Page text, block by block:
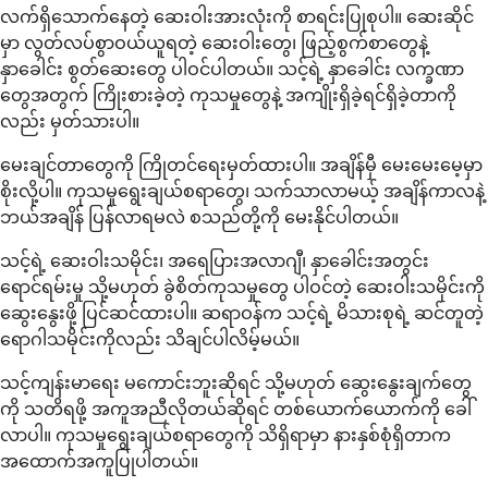
လက်ရှိသောက်နေတဲ့ ဆေးဝါးအားလုံးကို စာရင်းပြုစုပါ။ ဆေးဆိုင်
မှာ လွတ်လပ်စွာဝယ်ယူရတဲ့ ဆေးဝါးတွေ၊ ဖြည့်စွက်စာတွေနဲ့
နှာခေါင်း စွတ်ဆေးတွေ ပါဝင်ပါတယ်။ သင့်ရဲ့ နှာခေါင်း လက္ခဏာ
တွေအတွက် ကြိုးစားခဲ့တဲ့ ကုသမှုတွေနဲ့ အကျိုးရှိခဲ့ရင်ရှိခဲ့တာကို
လည်း မှတ်သားပါ။
မေးချင်တာတွေကို ကြိုတင်ရေးမှတ်ထားပါ။ အချိန်မှီ မေးမေးမေ့မှာ
စိုးလို့ပါ။ ကုသမှုရွေးချယ်စရာတွေ၊ သက်သာလာမယ့် အချိန်ကာလနဲ့
ဘယ်အချိန် ပြန်လာရမလဲ စသည်တို့ကို မေးနိုင်ပါတယ်။
သင့်ရဲ့ ဆေးဝါးသမိုင်း၊ အရေပြားအလာဂျီ၊ နှာခေါင်းအတွင်း
ရောင်ရမ်းမှု သို့မဟုတ် ခွဲစိတ်ကုသမှုတွေ ပါဝင်တဲ့ ဆေးဝါးသမိုင်းကို
ဆွေးနွေးဖို့ ပြင်ဆင်ထားပါ။ ဆရာဝန်က သင့်ရဲ့ မိသားစုရဲ့ ဆင်တူတဲ့
ရောဂါသမိုင်းကိုလည်း သိချင်ပါလိမ့်မယ်။
သင့်ကျန်းမာရေး မကောင်းဘူးဆိုရင် သို့မဟုတ် ဆွေးနွေးချက်တွေ
ကို သတိရဖို့ အကူအညီလိုတယ်ဆိုရင် တစ်ယောက်ယောက်ကို ခေါ်
လာပါ။ ကုသမှုရွေးချယ်စရာတွေကို သိရှိရာမှာ နားနှစ်စုံရှိတာက
အထောက်အကူပြုပါတယ်။